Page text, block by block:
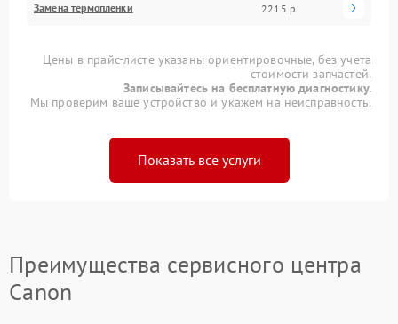
Замена термопленки 2215 р
Цены в прайс-листе указаны ориентировочные, без учета
стоимости запчастей.
Записывайтесь на бесплатную диагностику.
Мы проверим ваше устройство и укажем на неисправность.
Показать все услуги
Преимущества сервисного центра
Canon